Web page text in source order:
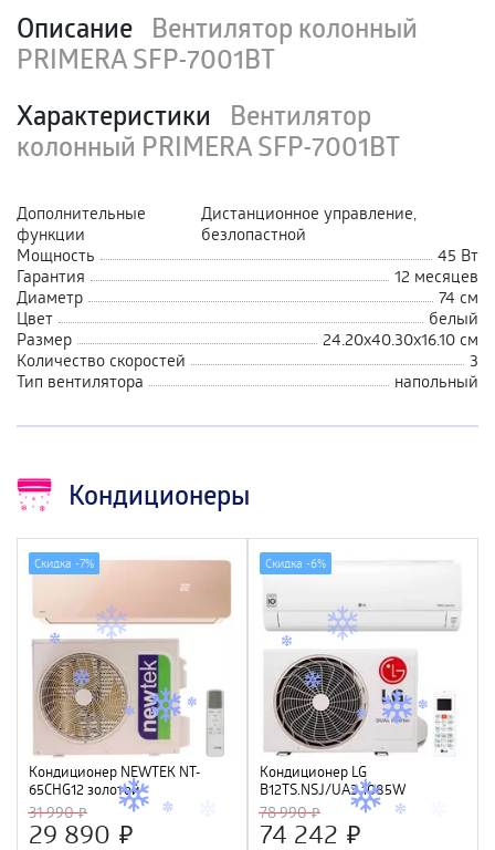
Описание Вентилятор колонный
PRIMERA SFP-7001BT
Характеристики
Вентилятор
колонный PRIMERA SFP-7001BT
Дополнительные
функции
Дистанционное управление,
безлопастной
Мощность
45 Вт
Гарантия
12 месяцев
Диаметр
74 см
Цвет
белый
Размер
24.20х40.30х16.10 см
Количество скоростей
3
Тип вентилятора
напольный
Кондиционеры
Кондиционер NEWTEK NT-
65CHG12 золотой
<3550/3660W> скрытый LED,
Golden Fin, R410A, компрессор
GMCC
31 990
29 890
Скидка -7%
Кондиционер LG
B12TS.NSJ/UA3 1085W
78 990
74 242
Скидка -6%